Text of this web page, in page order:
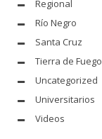
Regional
Río Negro
Santa Cruz
Tierra de Fuego
Uncategorized
Universitarios
Videos